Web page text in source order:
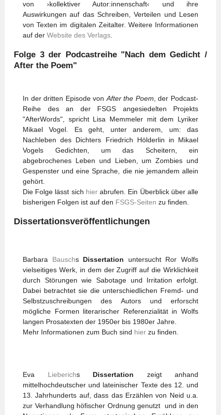
von ›kollektiver Autor:innenschaft‹ und ihre
Auswirkungen auf das Schreiben, Verteilen und Lesen
von Texten im digitalen Zeitalter. Weitere Informationen
auf der Website des Verlags
Folge 3 der Podcastreihe "Nach dem Gedicht /
After the Poem"
In der dritten Episode von After the Poem , der Podcast-
Reihe des an der FSGS angesiedelten Projekts
"AfterWords", spricht Lisa Memmeler mit dem Lyriker
Mikael Vogel. Es geht, unter anderem, um: das
Nachleben des Dichters Friedrich Hölderlin in Mikael
Vogels Gedichten, um das Scheitern, ein
abgebrochenes Leben und Lieben, um Zombies und
Gespenster und eine Sprache, die nie jemandem allein
gehört.
Die Folge lässt sich hierabrufen. Ein Überblick über alle
bisherigen Folgen ist auf den FSGS-Seiten zu finden.
Dissertationsveröffentlichungen
Barbara Bauschs Dissertation untersucht Ror Wolfs
vielseitiges Werk, in dem der Zugriff auf die Wirklichkeit
durch Störungen wie Sabotage und Irritation erfolgt.
Dabei betrachtet sie die unterschiedlichen Fremd- und
Selbstzuschreibungen des Autors und erforscht
mögliche Formen literarischer Referenzialität in Wolfs
langen Prosatexten der 1950er bis 1980er Jahre.
Mehr Informationen zum Buch sind hier zu finden.
Eva Lieberichs Dissertation zeigt anhand
mittelhochdeutscher und lateinischer Texte des 12. und
13. Jahrhunderts auf, dass das Erzählen von Neid u.a.
zur Verhandlung höfischer Ordnung genutzt und in den